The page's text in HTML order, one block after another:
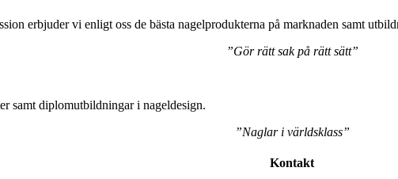
erbjuder vi enligt oss de bästa nagelprodukterna på marknaden samt
”Gör rätt sak på rätt sätt”
samt diplomutbildningar i nageldesign.
”Naglar i världsklass”
Kontakt